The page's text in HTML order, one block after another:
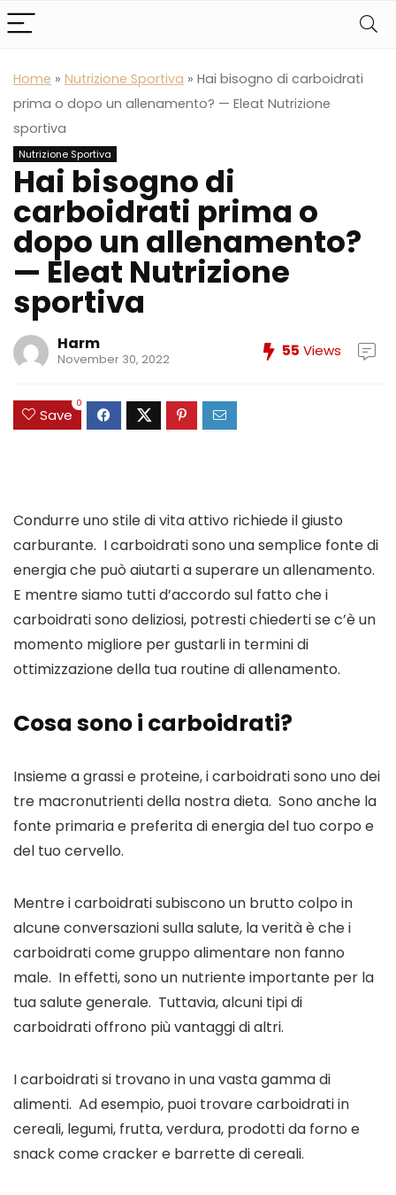
Home » Nutrizione Sportiva » Hai bisogno di carboidrati
prima o dopo un allenamento? — Eleat Nutrizione
sportiva
Nutrizione Sportiva
Hai bisogno di
carboidrati prima o
dopo un allenamento?
— Eleat Nutrizione
sportiva
Harm
November 30, 2022 55 Views
Save
0
Condurre uno stile di vita attivo richiede il giusto
carburante.  I carboidrati sono una semplice fonte di
energia che può aiutarti a superare un allenamento.
E mentre siamo tutti d’accordo sul fatto che i
carboidrati sono deliziosi, potresti chiederti se c’è un
momento migliore per gustarli in termini di
ottimizzazione della tua routine di allenamento.
Cosa sono i carboidrati?
Insieme a grassi e proteine, i carboidrati sono uno dei
tre macronutrienti della nostra dieta.  Sono anche la
fonte primaria e preferita di energia del tuo corpo e
del tuo cervello.
Mentre i carboidrati subiscono un brutto colpo in
alcune conversazioni sulla salute, la verità è che i
carboidrati come gruppo alimentare non fanno
male.  In effetti, sono un nutriente importante per la
tua salute generale.  Tuttavia, alcuni tipi di
carboidrati offrono più vantaggi di altri.
I carboidrati si trovano in una vasta gamma di
alimenti.  Ad esempio, puoi trovare carboidrati in
cereali, legumi, frutta, verdura, prodotti da forno e
snack come cracker e barrette di cereali.